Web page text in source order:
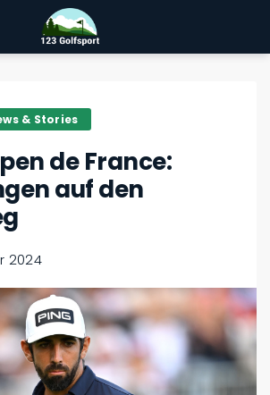
& Stories
de France:
auf den
2024